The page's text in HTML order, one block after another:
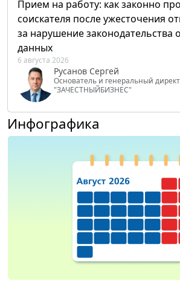
Прием на работу: как законно
соискателя после ужесточения
за нарушение законодательства
данных
6 августа 2026
Русанов Сергей
Основатель и генеральный
"ЗАЧЕСТНЫЙБИЗНЕС"
Инфографика